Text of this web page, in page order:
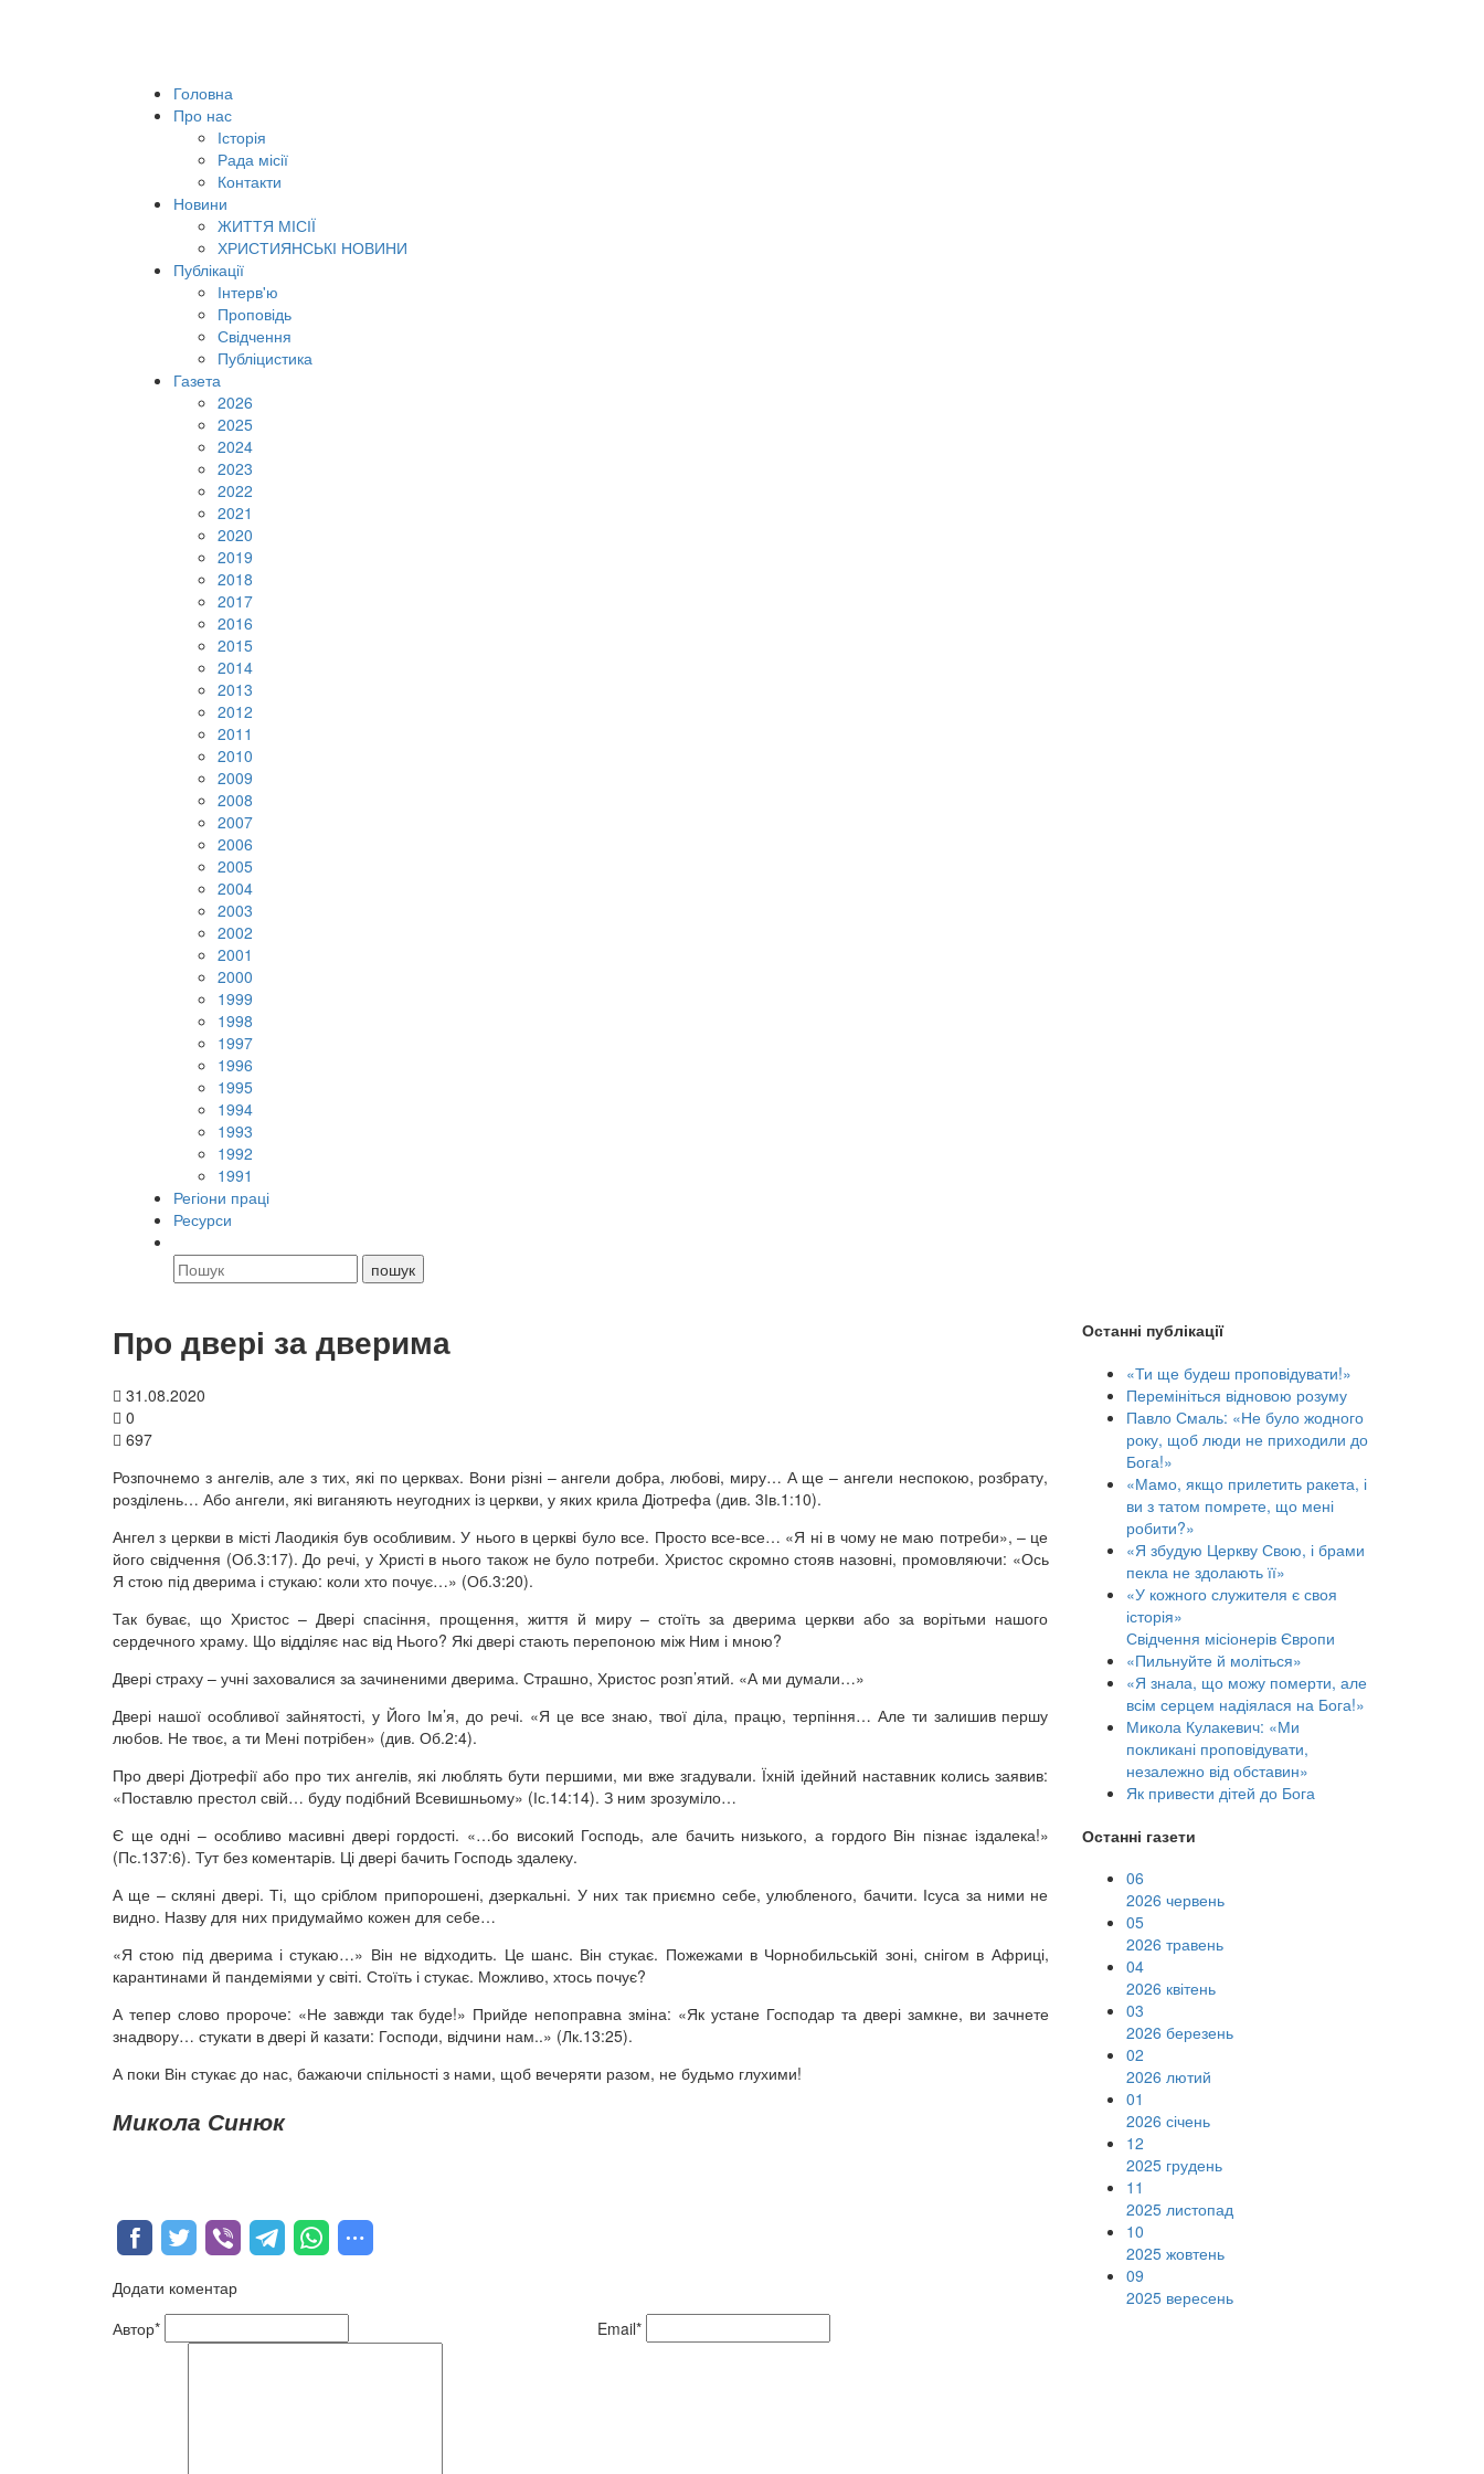
Головна
Про нас
Історія
Рада місії
Контакти
Новини
ЖИТТЯ МІСІЇ
ХРИСТИЯНСЬКІ НОВИНИ
Публікації
Інтерв'ю
Проповідь
Свідчення
Публіцистика
Газета
2026
2025
2024
2023
2022
2021
2020
2019
2018
2017
2016
2015
2014
2013
2012
2011
2010
2009
2008
2007
2006
2005
2004
2003
2002
2001
2000
1999
1998
1997
1996
1995
1994
1993
1992
1991
Регіони праці
Ресурси
Про двері за дверима
31.08.2020
0
697
Розпочнемо з ангелів, але з тих, які по церквах. Вони різні – ангели добра, любові, миру… А ще – ангели неспокою, розбрату,
розділень… Або ангели, які виганяють неугодних із церкви, у яких крила Діотрефа (див. 3Ів.1:10).
Ангел з церкви в місті Лаодикія був особливим. У нього в церкві було все. Просто все-все… «Я ні в чому не маю потреби», – це
його свідчення (Об.3:17). До речі, у Христі в нього також не було потреби. Христос скромно стояв назовні, промовляючи: «Ось
Я стою під дверима і стукаю: коли хто почує…» (Об.3:20).
Так буває, що Христос – Двері спасіння, прощення, життя й миру – стоїть за дверима церкви або за ворітьми нашого
сердечного храму. Що відділяє нас від Нього? Які двері стають перепоною між Ним і мною?
Двері страху – учні заховалися за зачиненими дверима. Страшно, Христос розп’ятий. «А ми думали…»
Двері нашої особливої зайнятості, у Його Ім’я, до речі. «Я це все знаю, твої діла, працю, терпіння… Але ти залишив першу
любов. Не твоє, а ти Мені потрібен» (див. Об.2:4).
Про двері Діотрефії або про тих ангелів, які люблять бути першими, ми вже згадували. Їхній ідейний наставник колись заявив:
«Поставлю престол свій… буду подібний Всевишньому» (Іс.14:14). З ним зрозуміло…
Є ще одні – особливо масивні двері гордості. «…бо високий Господь, але бачить низького, а гордого Він пізнає іздалека!»
(Пс.137:6). Тут без коментарів. Ці двері бачить Господь здалеку.
А ще – скляні двері. Ті, що сріблом припорошені, дзеркальні. У них так приємно себе, улюбленого, бачити. Ісуса за ними не
видно. Назву для них придумаймо кожен для себе…
«Я стою під дверима і стукаю…» Він не відходить. Це шанс. Він стукає. Пожежами в Чорнобильській зоні, снігом в Африці,
карантинами й пандеміями у світі. Стоїть і стукає. Можливо, хтось почує?
А тепер слово пророче: «Не завжди так буде!» Прийде непоправна зміна: «Як устане Господар та двері замкне, ви зачнете
знадвору… стукати в двері й казати: Господи, відчини нам..» (Лк.13:25).
А поки Він стукає до нас, бажаючи спільності з нами, щоб вечеряти разом, не будьмо глухими!
Микола Синюк
Додати коментар
Автор*
Email*
Останні публікації
«Ти ще будеш проповідувати!»
Перемініться відновою розуму
Павло Смаль: «Не було жодного
року, щоб люди не приходили до
Бога!»
«Мамо, якщо прилетить ракета, і
ви з татом помрете, що мені
робити?»
«Я збудую Церкву Свою, і брами
пекла не здолають її»
«У кожного служителя є своя
історія»
Свідчення місіонерів Європи
«Пильнуйте й моліться»
«Я знала, що можу померти, але
всім серцем надіялася на Бога!»
Микола Кулакевич: «Ми
покликані проповідувати,
незалежно від обставин»
Як привести дітей до Бога
Останні газети
06
2026 червень
05
2026 травень
04
2026 квітень
03
2026 березень
02
2026 лютий
01
2026 січень
12
2025 грудень
11
2025 листопад
10
2025 жовтень
09
2025 вересень